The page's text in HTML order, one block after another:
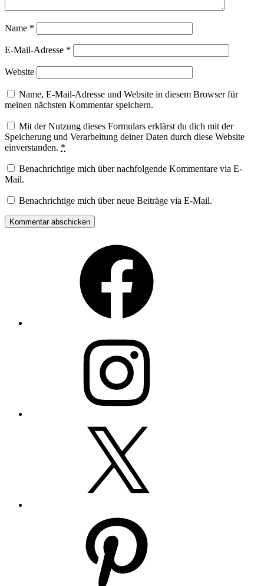
Name *
E-Mail-Adresse *
Website
Name, E-Mail-Adresse und Website in diesem Browser für
meinen nächsten Kommentar speichern.
Mit der Nutzung dieses Formulars erklärst du dich mit der
Speicherung und Verarbeitung deiner Daten durch diese Website
einverstanden. *
Benachrichtige mich über nachfolgende Kommentare via E-
Mail.
Benachrichtige mich über neue Beiträge via E-Mail.